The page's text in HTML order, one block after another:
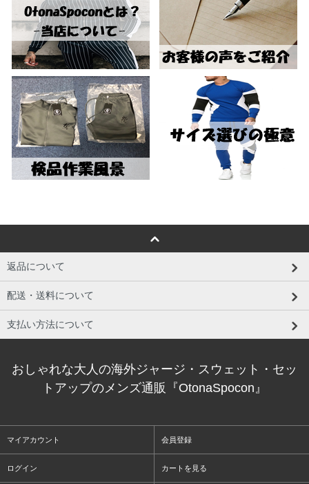
返品について
配送・送料について
支払い方法について
おしゃれな大人の海外ジャージ・スウェット・セッ
トアップのメンズ通販『OtonaSpocon』
マイアカウント 会員登録
ログイン カートを見る